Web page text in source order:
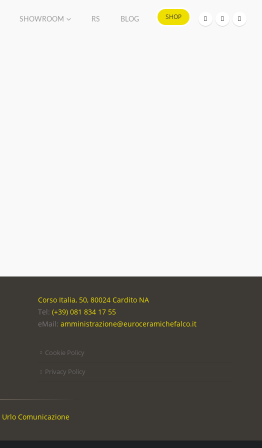
SHOWROOM RS BLOG SHOP
Corso Italia, 50, 80024 Cardito NA
Tel: (+39) 081 834 17 55
eMail: amministrazione@euroceramichefalco.it
Cookie Policy
Privacy Policy
Urlo Comunicazione